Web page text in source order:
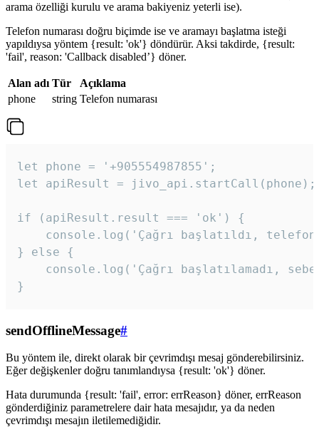
arama özelliği kurulu ve arama bakiyeniz yeterli ise).
Telefon numarası doğru biçimde ise ve aramayı başlatma isteği
yapıldıysa yöntem {result: 'ok'} döndürür. Aksi takdirde, {result:
'fail', reason: 'Callback disabled’} döner.
Alan adı Tür
Açıklama
phone
string Telefon numarası
let phone = '+905554987855';
let apiResult = jivo_api.startCall(phone);
if (apiResult.result === 'ok') {
console.log('Çağrı başlatıldı,
} else {
console.log('Çağrı başlatılamadı,
}
sendOfflineMessage#
Bu yöntem ile, direkt olarak bir çevrimdışı mesaj gönderebilirsiniz.
Eğer değişkenler doğru tanımlandıysa {result: 'ok'} döner.
Hata durumunda {result: 'fail', error: errReason} döner, errReason
gönderdiğiniz parametrelere dair hata mesajıdır, ya da neden
çevrimdışı mesajın iletilemediğidir.